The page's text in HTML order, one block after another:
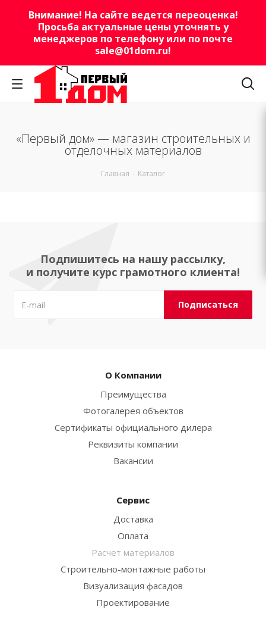
Внимание! На сайте ведется переоценка!
Просьба актуальные цены уточнять у
менеджеров по телефону или по почте
sale@01dom.ru!
«Первый дом» — магазин строительных и
отделочных материалов
Главная - Каталог
Подпишитесь на нашу рассылку,
и получите курс грамотного клиента!
О Компании
Преимущества
Фотогалерея объектов
Сертификаты официального дилера
Реквизиты компании
Вакансии
Сервис
Доставка
Оплата
Расчет материалов
Строительно-монтажные работы
Визуализация фасадов
Проектирование